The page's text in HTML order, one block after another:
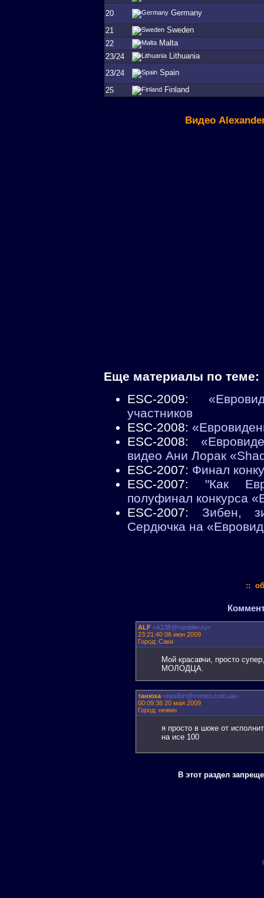
20
Germany
21
Sweden
22
Malta
23/24
Lithuania
23/24
Spain
25
Finland
Видео
Еще материалы по теме:
ESC-2009:
участников
ESC-2008:
ESC-2008:
видео Ани Лорак
ESC-2007: Финал
ESC-2007: "Как
полуфинал конкурса
ESC-2007: Зибен,
Сердючка на
::
ALF <A13lf@rambler.ru>
23:21:40 06 июн 2009
Город: Саки
Мой красавчи, просто
МОЛОДЦА.
танюха <epsilon@romeo.com.ua>
00:09:38 20 мая 2009
Город: нежин
я просто в шоке от
на исе 100
В этот раздел